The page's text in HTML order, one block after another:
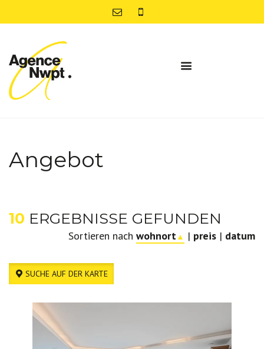
Angebot
10 ERGEBNISSE GEFUNDEN
Sortieren nach wohnort▲ | preis | datum
SUCHE AUF DER KARTE